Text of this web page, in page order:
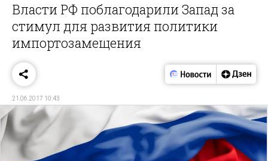
Власти РФ поблагодарили Запад за
стимул для развития политики
импортозамещения
21.06.2017 10:43